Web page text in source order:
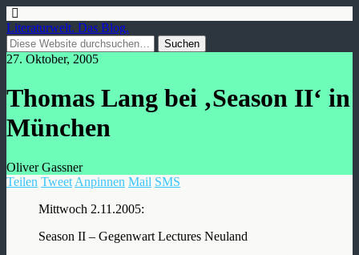
Literaturwelt. Das Blog.
27. Oktober, 2005
Thomas Lang bei ‚Season II‘ in
München
Oliver Gassner
Teilen Tweet Anpinnen Mail SMS
Mittwoch 2.11.2005:
Season II – Gegenwart Lectures Neuland